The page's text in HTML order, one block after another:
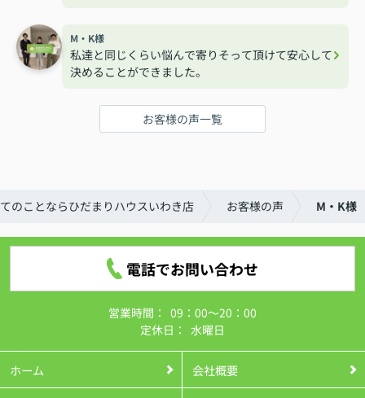
M・K様
私達と同じくらい悩んで寄りそって頂けて安心して
決めることができました。
お客様の声一覧
のことならひだまりハウスいわき店 お客様の声 M・K様
電話でお問い合わせ
営業時間： 09：00～20：00
定休日： 水曜日
ホーム 会社概要